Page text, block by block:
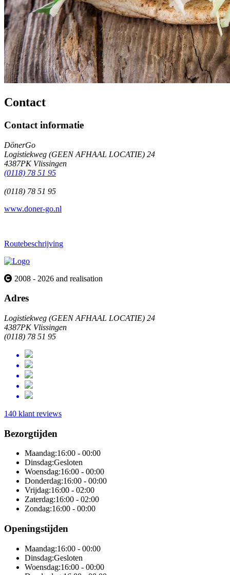
Contact
Contact informatie
DönerGo
Logistiekweg (GEEN AFHAAL LOCATIE) 24
4387PK Vlissingen
(0118) 78 51 95
(0118) 78 51 95
www.doner-go.nl
Routebeschrijving
2008 - 2026 and realisation
Adres
Logistiekweg (GEEN AFHAAL LOCATIE) 24
4387PK Vlissingen
(0118) 78 51 95
140 klant reviews
Bezorgtijden
Maandag:16:00 - 00:00
Dinsdag:Gesloten
Woensdag:16:00 - 00:00
Donderdag:16:00 - 00:00
Vrijdag:16:00 - 02:00
Zaterdag:16:00 - 02:00
Zondag:16:00 - 00:00
Openingstijden
Maandag:16:00 - 00:00
Dinsdag:Gesloten
Woensdag:16:00 - 00:00